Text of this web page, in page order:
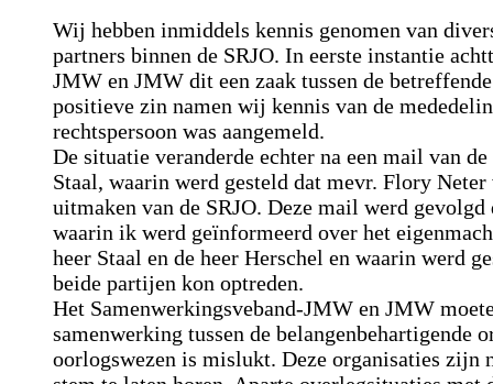
Wij hebben inmiddels kennis genomen van
partners binnen de SRJO. In eerste instantie
JMW en JMW dit een zaak tussen de
positieve zin namen wij kennis van de
rechtspersoon was aangemeld.
De situatie veranderde echter na een mail van
Staal, waarin werd gesteld dat mevr. Flory
uitmaken van de SRJO. Deze mail werd
waarin ik werd geïnformeerd over het
heer Staal en de heer Herschel en waarin werd
beide partijen kon optreden.
Het Samenwerkingsveband-JMW en JMW
samenwerking tussen de belangenbehartigende
oorlogswezen is mislukt. Deze organisaties zijn